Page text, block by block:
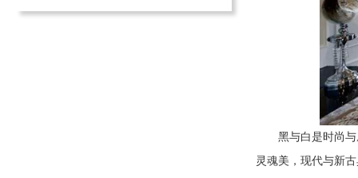
黑与白是时尚
灵魂美，现代与新